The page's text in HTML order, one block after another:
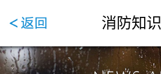
消防知识